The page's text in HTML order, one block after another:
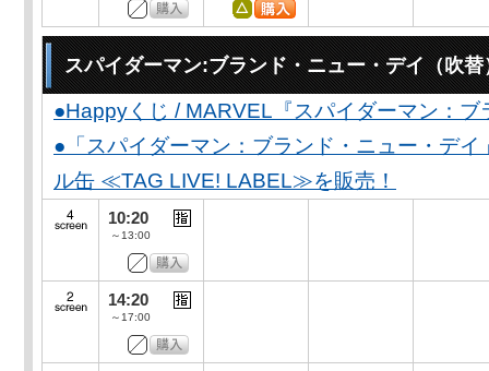
スパイダーマン:ブランド・ニュー・デイ（吹替
●Happyくじ / MARVEL『スパイダーマン：
●「スパイダーマン：ブランド・ニュー・デ
ル缶 ≪TAG LIVE! LABEL≫を販売！
10:20
～13:00
14:20
～17:00